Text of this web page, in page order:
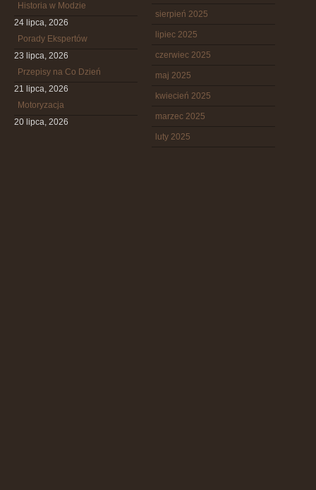
Historia w Modzie
24 lipca, 2026
Porady Ekspertów
23 lipca, 2026
Przepisy na Co Dzień
21 lipca, 2026
Motoryzacja
20 lipca, 2026
sierpień 2025
lipiec 2025
czerwiec 2025
maj 2025
kwiecień 2025
marzec 2025
luty 2025